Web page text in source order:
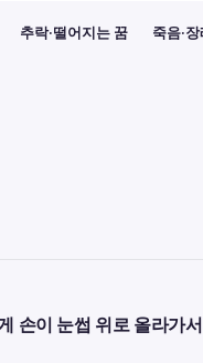
추락·떨어지는 꿈 죽음·
손이 눈썹 위로 올라가